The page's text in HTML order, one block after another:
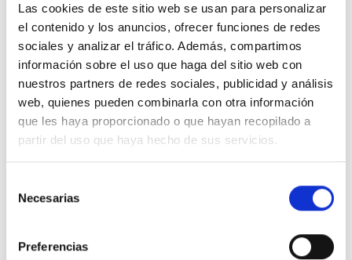
Las cookies de este sitio web se usan para personalizar
el contenido y los anuncios, ofrecer funciones de redes
sociales y analizar el tráfico. Además, compartimos
información sobre el uso que haga del sitio web con
nuestros partners de redes sociales, publicidad y análisis
web, quienes pueden combinarla con otra información
que les haya proporcionado o que hayan recopilado a
partir del uso que haya hecho de sus servicios.
Necesarias
Preferencias
Biollagen TM
enriquecer nuestro portfolio con ingredientes